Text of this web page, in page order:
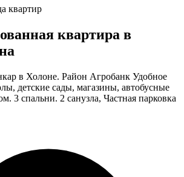
квартир
квартира в
в Холоне. Район Агробанк Удобное
детские сады, магазины, автобусные
3 спальни. 2 санузла, Частная парковка